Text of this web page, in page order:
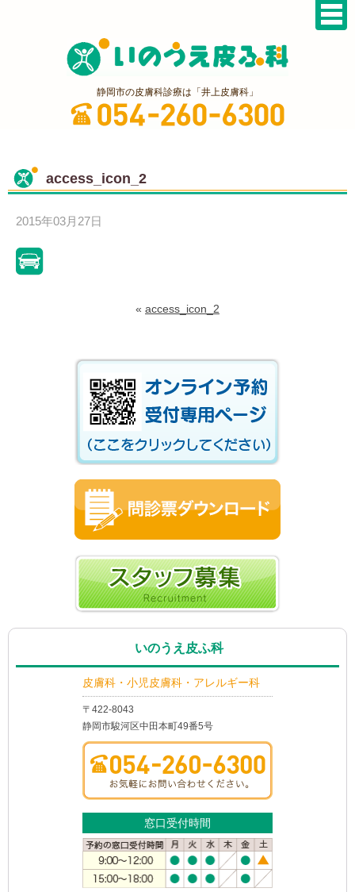
静岡市の皮膚科診療は「井上皮膚科」
access_icon_2
2015年03月27日
« access_icon_2
いのうえ皮ふ科
皮膚科・小児皮膚科・アレルギー科
〒422-8043
静岡市駿河区中田本町49番5号
窓口受付時間